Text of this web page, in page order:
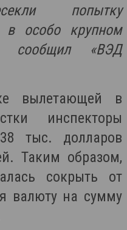
попытку
в особо крупном
сообщил «ВЭД
вылетающей в
инспекторы
тыс. долларов
Таким образом,
сокрыть от
валюту на сумму